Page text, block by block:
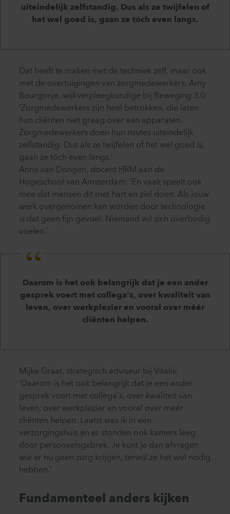
uiteindelijk zelfstandig. Dus als ze twijfelen of
het wel goed is, gaan ze tóch even langs.
Dat heeft te maken met de techniek zelf, maar ook
met de overtuigingen van zorgmedewerkers. Amy
Bourgonje, wijkverpleegkundige bij Beweging 3.0:
‘Zorgmedewerkers zijn heel betrokken, die laten
hun cliënten niet graag over aan apparaten.
Zorgmedewerkers doen hun routes uiteindelijk
zelfstandig. Dus als ze twijfelen of het wel goed is,
gaan ze tóch even langs.’
Anna van Dongen, docent HRM aan de
Hogeschool van Amsterdam: ‘En vaak speelt ook
mee dat mensen dit met hart en ziel doen. Als jouw
werk overgenomen kan worden door technologie
is dat geen fijn gevoel. Niemand wil zich overbodig
voelen.’
Daarom is het ook belangrijk dat je een ander
gesprek voert met collega’s, over kwaliteit van
leven, over werkplezier en vooral over méér
cliënten helpen.
Mijke Graat, strategisch adviseur bij Vitalis:
‘Daarom is het ook belangrijk dat je een ander
gesprek voert met collega’s, over kwaliteit van
leven, over werkplezier en vooral over méér
cliënten helpen. Laatst was ik in een
verzorgingshuis en er stonden ook kamers leeg
door personeelsgebrek. Je kunt je dan afvragen
wie er nu geen zorg krijgen, terwijl ze het wel nodig
hebben.’
Fundamenteel anders kijken